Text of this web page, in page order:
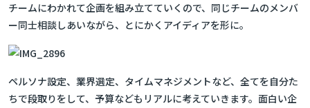
チームにわかれて企画を組み立てていくので、同じチームのメンバ
ー同士相談しあいながら、とにかくアイディアを形に。
ペルソナ設定、業界選定、タイムマネジメントなど、全てを自分た
ちで段取りをして、予算などもリアルに考えていきます。面白い企